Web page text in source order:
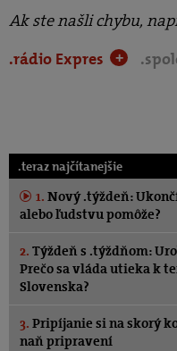
Ak ste našli chybu,
.rádio Expres
+
.teraz najčítanejšie
1. Nový .týždeň:
alebo ľudstvu pomôže?
2. Týždeň s .týždňom:
Prečo sa vláda utieka k
Slovenska?
3. Pripíjanie si na skorý
naň pripravení